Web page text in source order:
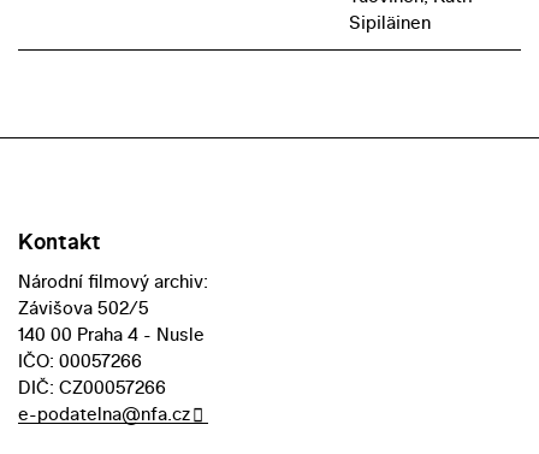
Sipiläinen
Kontakt
Národní filmový archiv:
Závišova 502/5
140 00 Praha 4 - Nusle
IČO: 00057266
DIČ: CZ00057266
e-podatelna@nfa.cz